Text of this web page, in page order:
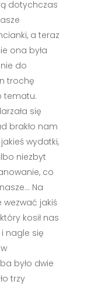
dotychczas
a teraz
ona była
do
trochę
tematu.
się
brakło nam
wydatki,
niezbyt
co
Na
wezwać jakiś
kosił nas
nagle się
było dwie
trzy